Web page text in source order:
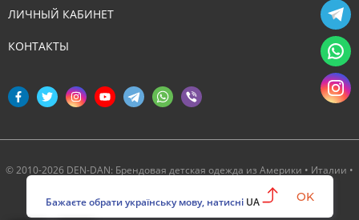
ЛИЧНЫЙ КАБИНЕТ
КОНТАКТЫ
© 2010-2026 DEN-DAN: Брендовая детская одежда из Америки • Италии •
Бажаєте обрати українську мову, натисні UA OK